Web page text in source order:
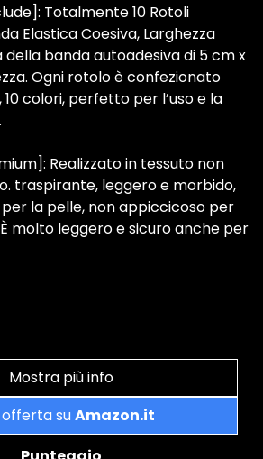
Totalmente 10 Rotoli
Elastica Coesiva, Larghezza
della banda autoadesiva di 5 cm x
Ogni rotolo è confezionato
colori, perfetto per l’uso e la
Realizzato in tessuto non
traspirante, leggero e morbido,
la pelle, non appiccicoso per
molto leggero e sicuro anche per
Mostra più info
offerta suAmazon.it